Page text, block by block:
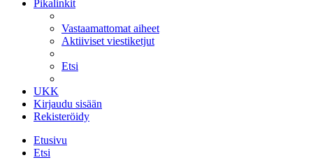
Pikalinkit
Vastaamattomat aiheet
Aktiiviset viestiketjut
Etsi
UKK
Kirjaudu sisään
Rekisteröidy
Etusivu
Etsi